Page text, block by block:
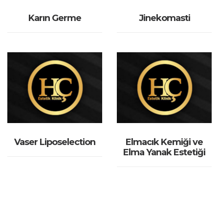
Karın Germe Jinekomasti
Vaser Liposelection
Elmacık Kemiği ve
Elma Yanak Estetiği